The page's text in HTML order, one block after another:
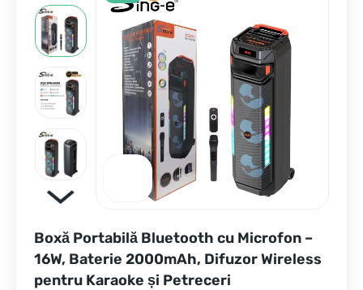
Boxă Portabilă Bluetooth cu Microfon –
16W, Baterie 2000mAh, Difuzor Wireless
pentru Karaoke și Petreceri